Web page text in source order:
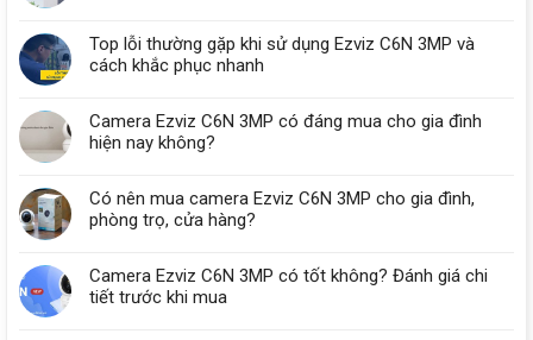
Top lỗi thường gặp khi sử dụng Ezviz C6N 3MP và
cách khắc phục nhanh
Camera Ezviz C6N 3MP có đáng mua cho gia đình
hiện nay không?
Có nên mua camera Ezviz C6N 3MP cho gia đình,
phòng trọ, cửa hàng?
Camera Ezviz C6N 3MP có tốt không? Đánh giá chi
tiết trước khi mua